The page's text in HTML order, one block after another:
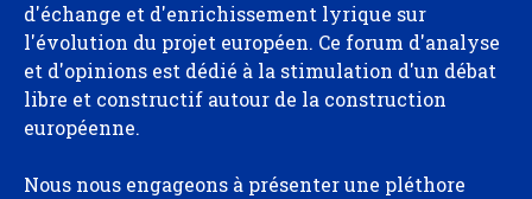
d'échange et d'enrichissement lyrique sur
l'évolution du projet européen. Ce forum d'analyse
et d'opinions est dédié à la stimulation d'un débat
libre et constructif autour de la construction
européenne.
Nous nous engageons à présenter une pléthore